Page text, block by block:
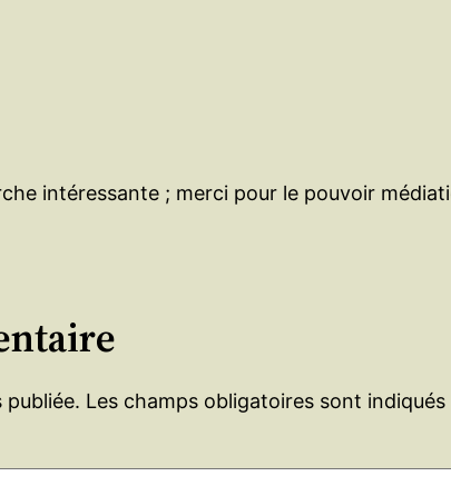
intéressante ; merci pour le pouvoir
publiée. Les champs obligatoires sont indiqués